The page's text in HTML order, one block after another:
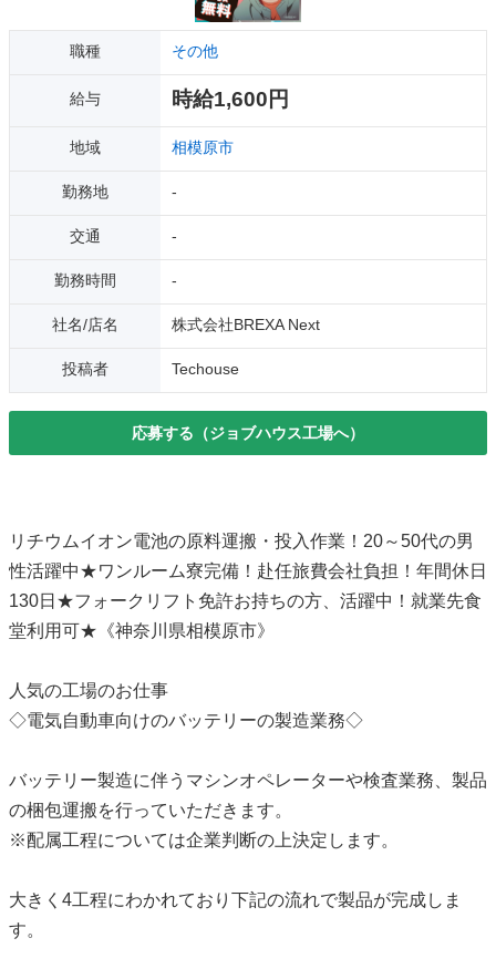
職種 その他
給与 時給1,600円
地域 相模原市
勤務地 -
交通 -
勤務時間 -
社名/店名 株式会社BREXA Next
投稿者 Techouse
応募する（ジョブハウス工場へ）
リチウムイオン電池の原料運搬・投入作業！20～50代の男
性活躍中★ワンルーム寮完備！赴任旅費会社負担！年間休日
130日★フォークリフト免許お持ちの方、活躍中！就業先食
堂利用可★《神奈川県相模原市》
人気の工場のお仕事
◇電気自動車向けのバッテリーの製造業務◇
バッテリー製造に伴うマシンオペレーターや検査業務、製品
の梱包運搬を行っていただきます。
※配属工程については企業判断の上決定します。
大きく4工程にわかれており下記の流れで製品が完成しま
す。